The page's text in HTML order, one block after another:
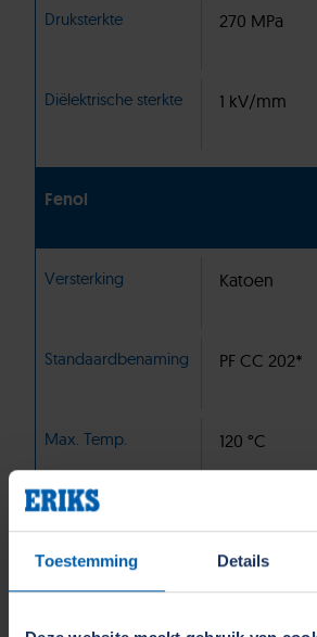
Toestemming Details
Druksterkte 270 MPa
Diëlektrische sterkte 1 kV/mm
Fenol
Versterking Katoen
Standaardbenaming PF CC 202*
Max. Temp. 120 °C
Druksterkte
Diëlektrische sterkte